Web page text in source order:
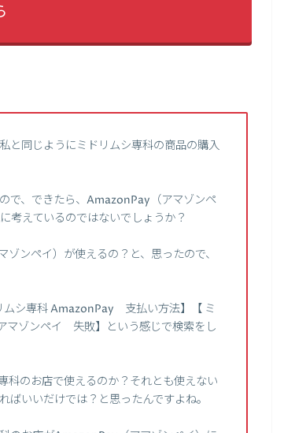
と同じようにミドリムシ専科の商品の購入
で、できたら、AmazonPay（アマゾンペ
考えているのではないでしょうか？
ンペイ）が使えるの？と、思ったので、
ムシ専科 AmazonPay 支払い方法】【 ミ
マゾンペイ 失敗】という感じで検索をし
のお店で使えるのか？それとも使えない
いいだけでは？と思ったんですよね。